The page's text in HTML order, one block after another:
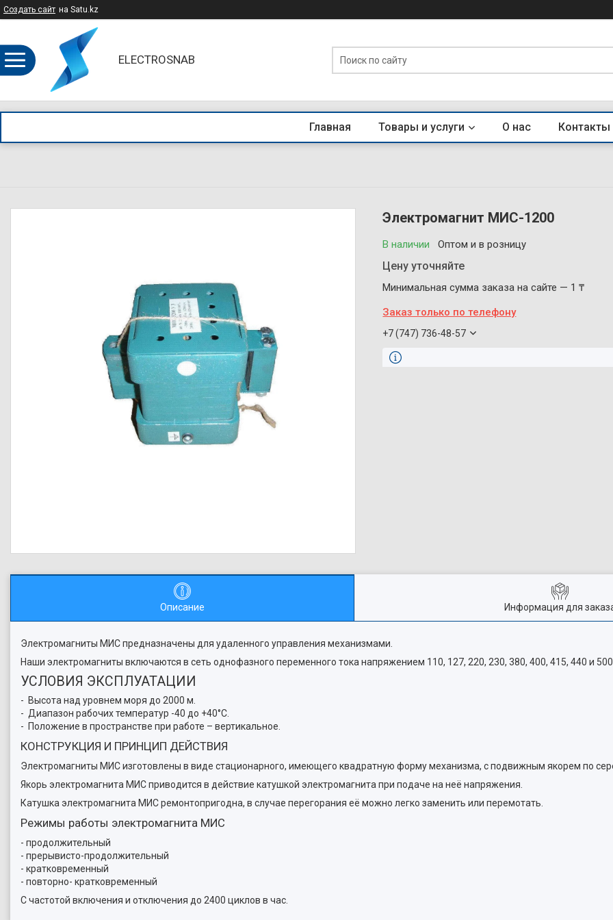
Создать сайт на Satu.kz
ELECTROSNAB
Главная Товары и услуги О нас Контакты
Электромагнит МИС-1200
В наличии Оптом и в розницу
Цену уточняйте
Минимальная сумма заказа на сайте — 1 ₸
Заказ только по телефону
+7 (747) 736-48-57
Описание Информация для
Электромагниты МИС предназначены для удаленного управления механизмами.
Наши электромагниты включаются в сеть однофазного переменного тока напряжением 110, 127, 220, 230, 380, 400, 415, 440 и
УСЛОВИЯ ЭКСПЛУАТАЦИИ
- Высота над уровнем моря до 2000 м.
- Диапазон рабочих температур -40 до +40°С.
- Положение в пространстве при работе – вертикальное.
КОНСТРУКЦИЯ И ПРИНЦИП ДЕЙСТВИЯ
Электромагниты МИС изготовлены в виде стационарного, имеющего квадратную форму механизма, с подвижным якорем по
Якорь электромагнита МИС приводится в действие катушкой электромагнита при подаче на неё напряжения.
Катушка электромагнита МИС ремонтопригодна, в случае перегорания её можно легко заменить или перемотать.
Режимы работы электромагнита МИС
- продолжительный
- прерывисто-продолжительный
- кратковременный
- повторно- кратковременный
С частотой включения и отключения до 2400 циклов в час.